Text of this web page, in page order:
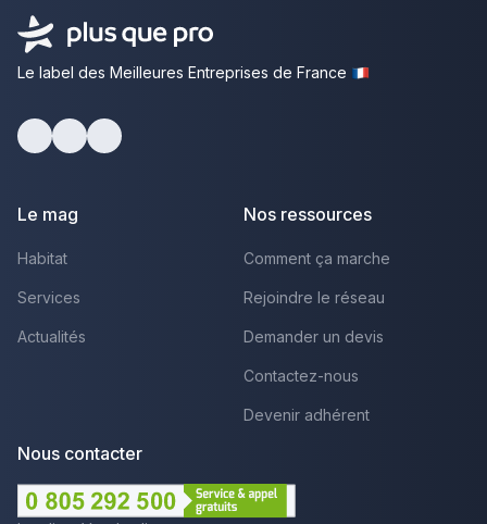
Le label des Meilleures Entreprises de France
Le mag
Habitat
Services
Actualités
Nos ressources
Comment ça marche
Rejoindre le réseau
Demander un devis
Contactez-nous
Devenir adhérent
Nous contacter